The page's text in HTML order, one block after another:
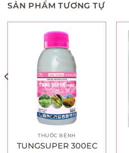
SẢN PHẨM TƯƠNG TỰ
THUỐC BỆNH
TUNGSUPER 300EC